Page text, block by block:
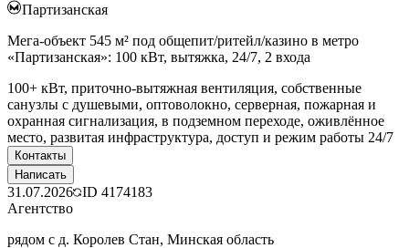
Партизанская
Мега-объект 545 м² под общепит/ритейл/казино в метро
«Партизанская»: 100 кВт, вытяжка, 24/7, 2 входа
100+ кВт, приточно-вытяжная вентиляция, собственные
санузлы с душевыми, оптоволокно, серверная, пожарная и
охранная сигнализация, в подземном переходе, оживлённое
место, развитая инфраструктура, доступ и режим работы 24/7
Контакты
Написать
31.07.2026 ID 4174183
Агентство
рядом с д. Королев Стан, Минская область